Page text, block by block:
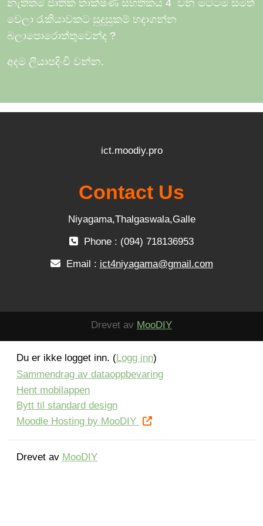
නැතිතම් ජාතික තාක්ෂණ සහතිකය 4 වන මට්ටම සමත්
වෙලා රැකියාවකට සුදුසුකම් හදාගන්න
බලාපොරොත්තුවෙන්ද ?
අදම ලියාපදිංචි වන්න.
ict.moodiy.pro
Contact Us
Niyagama,Thalgaswala,Galle
Phone : (094) 718136953
Email : ict4niyagama@gmail.com
Drevet av MooDIY
Du er ikke logget inn. (Logg inn)
Sammendrag av dataoppbevaring
Hent mobilappen
Bytt til standard design
Moodle Hosting by MooDIY
Drevet av MooDIY